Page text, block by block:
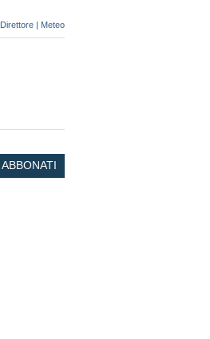
Direttore | Meteo
ABBONATI